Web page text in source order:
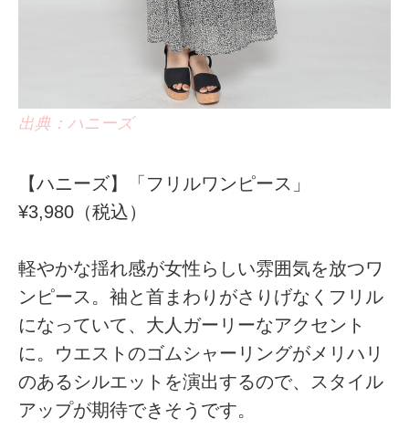
出典：ハニーズ
【ハニーズ】「フリルワンピース」
¥3,980（税込）
軽やかな揺れ感が女性らしい雰囲気を放つワ
ンピース。袖と首まわりがさりげなくフリル
になっていて、大人ガーリーなアクセント
に。ウエストのゴムシャーリングがメリハリ
のあるシルエットを演出するので、スタイル
アップが期待できそうです。